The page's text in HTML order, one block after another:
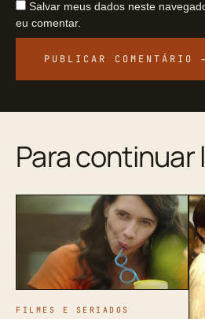
Salvar meus dados neste
eu comentar.
Para continuar
FILMES E SERIADOS